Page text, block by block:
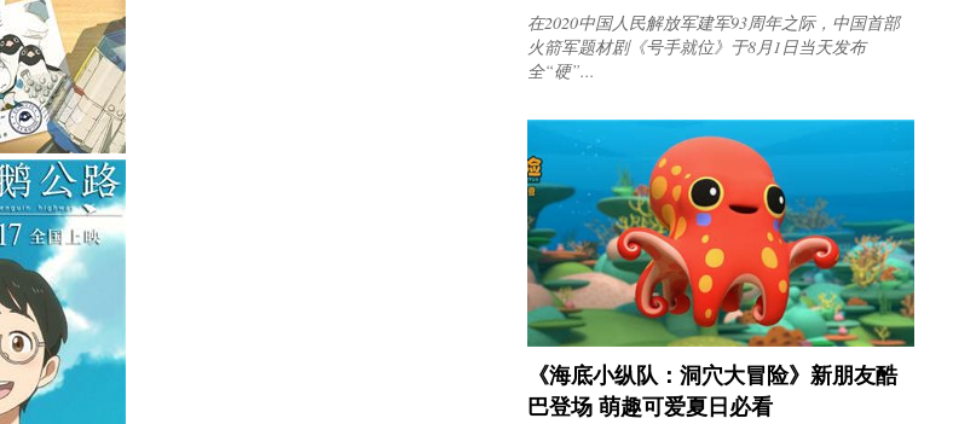
在2020中国人民解放军建军93周年之际，中国首部
火箭军题材剧《号手就位》于8月1日当天发布
全“硬”...
《海底小纵队：洞穴大冒险》新朋友酷
巴登场 萌趣可爱夏日必看